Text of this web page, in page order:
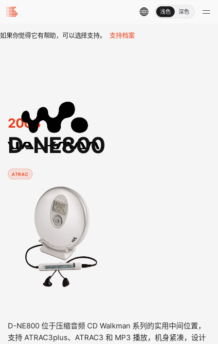
浅色 深色
如果你觉得它有帮助，可以选择支持。 支持档案
2003
D-NE800
ATRAC
D-NE800 位于压缩音频 CD Walkman 系列的实用中间位置，
支持 ATRAC3plus、ATRAC3 和 MP3 播放，机身紧凑，设计